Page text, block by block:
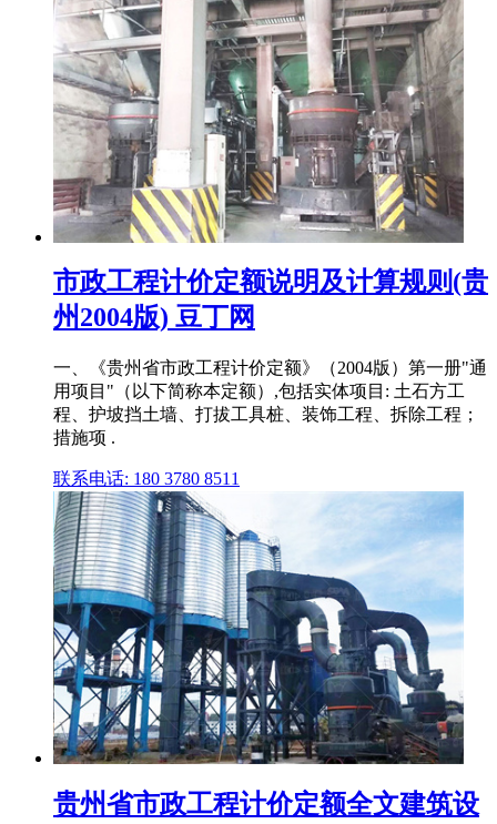
市政工程计价定额说明及计算规则(贵
州2004版) 豆丁网
一、《贵州省市政工程计价定额》（2004版）第一册"通
用项目"（以下简称本定额）,包括实体项目: 土石方工
程、护坡挡土墙、打拔工具桩、装饰工程、拆除工程；
措施项 .
联系电话: 180 3780 8511
贵州省市政工程计价定额全文建筑设